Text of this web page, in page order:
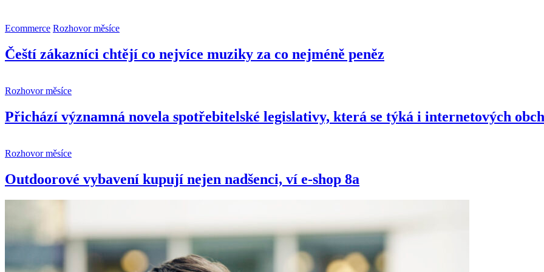
Ecommerce Rozhovor měsíce
Čeští zákazníci chtějí co nejvíce muziky za co nejméně peněz
Rozhovor měsíce
Přichází významná novela spotřebitelské legislativy, která se týká i internetových
Rozhovor měsíce
Outdoorové vybavení kupují nejen nadšenci, ví e-shop 8a